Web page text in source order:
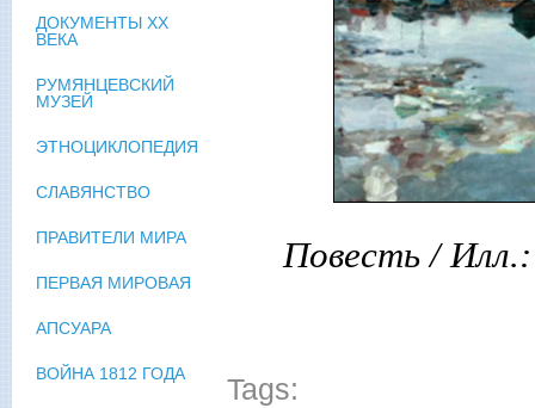
Повесть /
Tags:
ДОКУМЕНТЫ XX
ВЕКА
РУМЯНЦЕВСКИЙ
МУЗЕЙ
ЭТНОЦИКЛОПЕДИЯ
СЛАВЯНСТВО
ПРАВИТЕЛИ МИРА
ПЕРВАЯ МИРОВАЯ
АПСУАРА
ВОЙНА 1812 ГОДА